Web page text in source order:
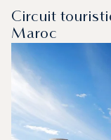
Circuit
Maroc